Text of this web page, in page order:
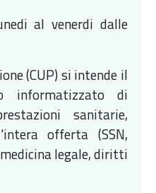
al venerdi dalle
(CUP) si intende il
informatizzato di
sanitarie,
offerta (SSN,
legale, diritti